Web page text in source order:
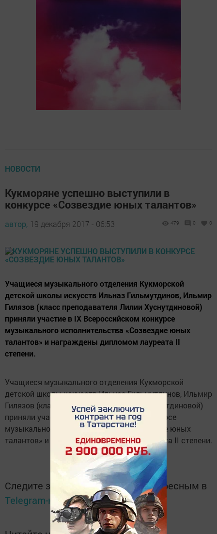
НОВОСТИ
Кукморяне успешно выступили в
конкурсе «Созвездие юных талантов»
автор, 19 декабря 2017 - 06:53 479 0 0
Учащиеся музыкального отделения Кукморской
детской школы искусств Ильназ Гильмутдинов, Ильмир
Гилязов (класс преподавателя Лилии Хуснутдиновой)
приняли участие в IX Всероссийском конкурсе
музыкального исполнительства «Созвездие юных
талантов» и награждены дипломом лауреата II
степени.
Учащиеся музыкального отделения Кукморской
детской школы искусств Ильназ Гильмутдинов, Ильмир
Гилязов (класс преподавателя Лилии Хуснутдиновой)
приняли участие в IX Всероссийском конкурсе
музыкального исполнительства «Созвездие юных
талантов» и награждены дипломом лауреата II степени.
Следите за самым важным и интересным в
Telegram-каналеТатмедиа